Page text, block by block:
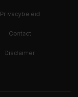
Privacybeleid
Contact
Disclaimer